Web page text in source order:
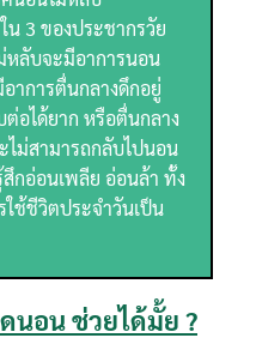
น 3 ของประชากรวัย
หลับจะมีอาการนอน
าการตื่นกลางดึกอยู่
อได้ยาก หรือตื่นกลาง
ไม่สามารถกลับไปนอน
กอ่อนเพลีย อ่อนล้า ทั้ง
ใช้ชีวิตประจำวันเป็น
นอน ช่วยได้มั้ย ?